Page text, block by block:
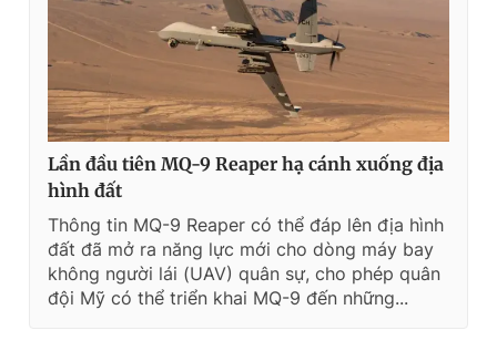
Lần đầu tiên MQ-9 Reaper hạ cánh xuống địa
hình đất
Thông tin MQ-9 Reaper có thể đáp lên địa hình
đất đã mở ra năng lực mới cho dòng máy bay
không người lái (UAV) quân sự, cho phép quân
đội Mỹ có thể triển khai MQ-9 đến những...